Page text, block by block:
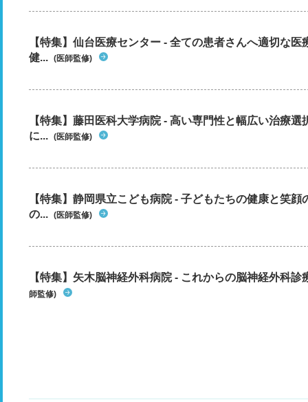
【特集】仙台医療センター - 全ての患者さんへ適切な
健... (医師監修)
【特集】藤田医科大学病院 - 高い専門性と幅広い治療
に... (医師監修)
【特集】静岡県立こども病院 - 子どもたちの健康と笑
の... (医師監修)
【特集】矢木脳神経外科病院 - これからの脳神経外科
師監修)